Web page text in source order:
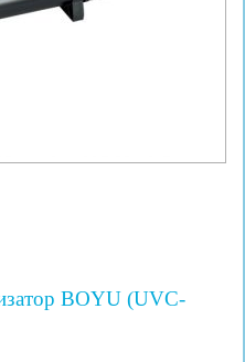
BOYU (UVC-